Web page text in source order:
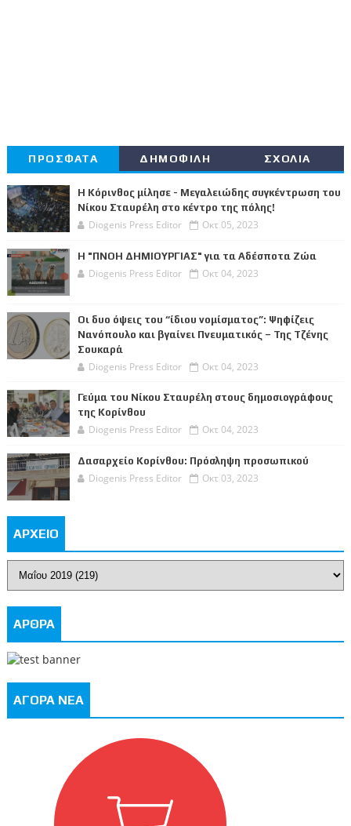
ΠΡΟΣΦΑΤΑ ΔΗΜΟΦΙΛΗ ΣΧΟΛΙΑ
Η Κόρινθος μίλησε - Μεγαλειώδης συγκέντρωση του
Νίκου Σταυρέλη στο κέντρο της πόλης!
Diogenis Press Editor Οκτ 05, 2023
Η "ΠΝΟΗ ΔΗΜΙΟΥΡΓΙΑΣ" για τα Αδέσποτα Ζώα
Diogenis Press Editor Οκτ 04, 2023
Οι δυο όψεις του “ίδιου νομίσματος”: Ψηφίζεις
Νανόπουλο και βγαίνει Πνευματικός – Της Τζένης
Σουκαρά
Diogenis Press Editor Οκτ 04, 2023
Γεύμα του Νίκου Σταυρέλη στους δημοσιογράφους
της Κορίνθου
Diogenis Press Editor Οκτ 04, 2023
Δασαρχείο Κορίνθου: Πρόσληψη προσωπικού
Diogenis Press Editor Οκτ 03, 2023
ΑΡΧΕΙΟ
ΑΡΘΡΑ
ΑΓΟΡΑ ΝΕΑ